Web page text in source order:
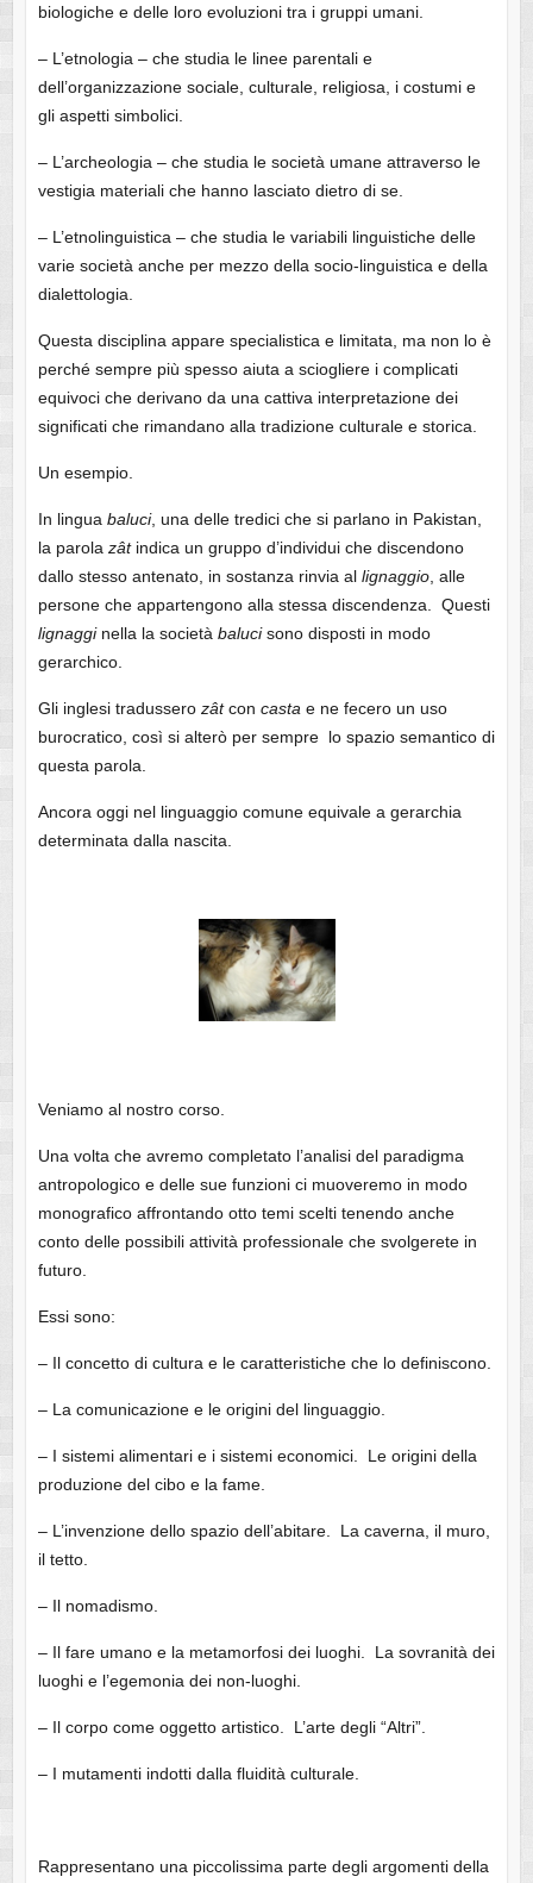
biologiche e delle loro evoluzioni tra i gruppi umani.
– L’etnologia – che studia le linee parentali e
dell’organizzazione sociale, culturale, religiosa, i costumi e
gli aspetti simbolici.
– L’archeologia – che studia le società umane attraverso le
vestigia materiali che hanno lasciato dietro di se.
– L’etnolinguistica – che studia le variabili linguistiche delle
varie società anche per mezzo della socio-linguistica e della
dialettologia.
Questa disciplina appare specialistica e limitata, ma non lo è
perché sempre più spesso aiuta a sciogliere i complicati
equivoci che derivano da una cattiva interpretazione dei
significati che rimandano alla tradizione culturale e storica.
Un esempio.
In lingua baluci, una delle tredici che si parlano in Pakistan,
la parola zâtindica un gruppo d’individui che discendono
dallo stesso antenato, in sostanza rinvia al lignaggio, alle
persone che appartengono alla stessa discendenza. Questi
lignagginella la società balucisono disposti in modo
gerarchico.
Gli inglesi tradussero zâtcon casta e ne fecero un uso
burocratico, così si alterò per sempre lo spazio semantico di
questa parola.
Ancora oggi nel linguaggio comune equivale a gerarchia
determinata dalla nascita.
Veniamo al nostro corso.
Una volta che avremo completato l’analisi del paradigma
antropologico e delle sue funzioni ci muoveremo in modo
monografico affrontando otto temi scelti tenendo anche
conto delle possibili attività professionale che svolgerete in
futuro.
Essi sono:
– Il concetto di cultura e le caratteristiche che lo definiscono.
– La comunicazione e le origini del linguaggio.
– I sistemi alimentari e i sistemi economici. Le origini della
produzione del cibo e la fame.
– L’invenzione dello spazio dell’abitare. La caverna, il muro,
il tetto.
– Il nomadismo.
– Il fare umano e la metamorfosi dei luoghi. La sovranità dei
luoghi e l’egemonia dei non-luoghi.
– Il corpo come oggetto artistico. L’arte degli “Altri”.
– I mutamenti indotti dalla fluidità culturale.
Rappresentano una piccolissima parte degli argomenti della